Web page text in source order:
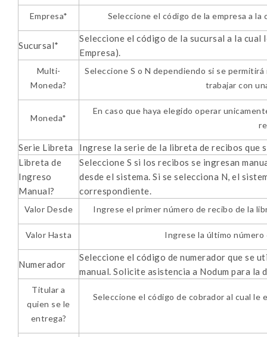
Empresa* Seleccione el código de la empresa a
Sucursal*
Seleccione el código de la sucursal a la
Empresa).
Multi-
Moneda?
Seleccione S o N dependiendo si se
trabajar con
Moneda*
En caso que haya elegido operar
Serie Libreta
Ingrese la serie de la libreta de recibos que
Libreta de
Ingreso
Manual?
Seleccione S si los recibos se ingresan
desde el sistema. Si se selecciona N, el
correspondiente.
Valor Desde Ingrese el primer número de recibo de la
Valor Hasta Ingrese la último número
Numerador
Seleccione el código de numerador que se
manual. Solicite asistencia a Nodum para la
Titular a
quien se le
entrega?
Seleccione el código de cobrador al cual